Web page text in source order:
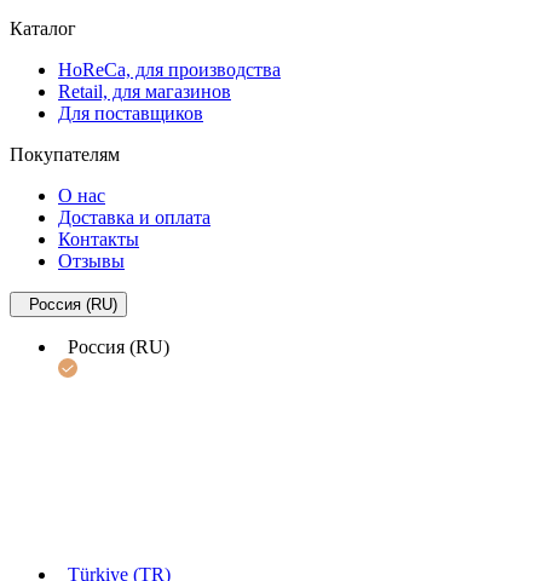
Каталог
HoReCa, для производства
Retail, для магазинов
Для поставщиков
Покупателям
О нас
Доставка и оплата
Контакты
Отзывы
Россия (RU)
Россия (RU)
Türkiye (TR)